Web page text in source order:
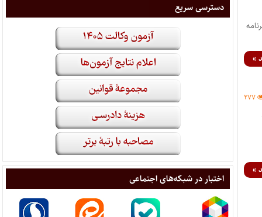
»
۲۷۷
»
دسترسی سریع
اختبار در شبکه‌های اجتماعی